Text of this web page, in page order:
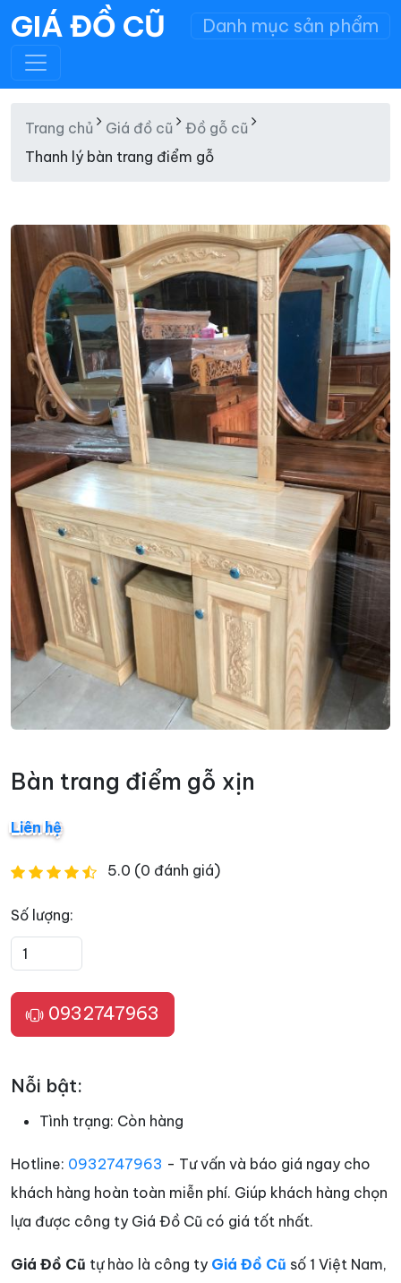
GIÁ ĐỒ CŨ Danh mục sản phẩm
Trang chủ Giá đồ cũ
Đồ gỗ cũ
Thanh lý bàn trang điểm gỗ
Bàn trang điểm gỗ xịn
Liên hệ
5.0 (0 đánh giá)
Số lượng:
0932747963
Nỗi bật:
Tình trạng: Còn hàng
Hotline: 0932747963 - Tư vấn và báo giá ngay cho
khách hàng hoàn toàn miễn phí. Giúp khách hàng chọn
lựa được công ty Giá Đồ Cũ có giá tốt nhất.
Giá Đồ Cũ tự hào là công ty Giá Đồ Cũ số 1 Việt Nam,